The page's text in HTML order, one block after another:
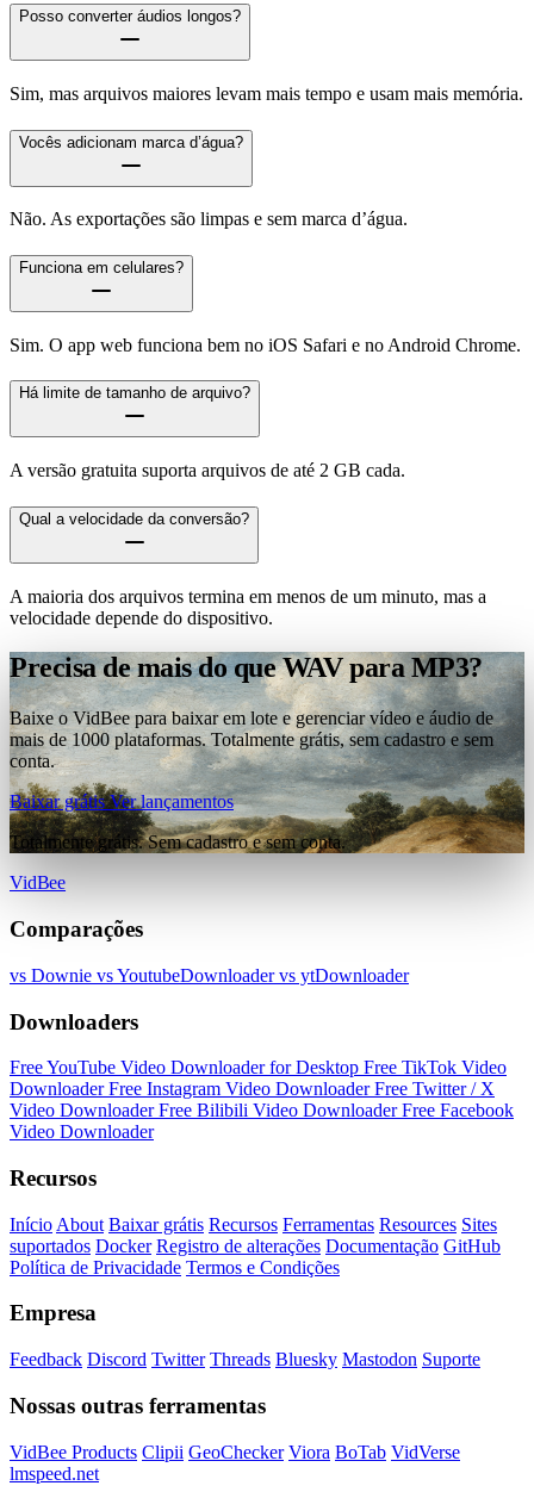
Posso converter áudios longos?
Sim, mas arquivos maiores levam mais tempo e usam mais memória.
Vocês adicionam marca d’água?
Não. As exportações são limpas e sem marca d’água.
Funciona em celulares?
Sim. O app web funciona bem no iOS Safari e no Android Chrome.
Há limite de tamanho de arquivo?
A versão gratuita suporta arquivos de até 2 GB cada.
Qual a velocidade da conversão?
A maioria dos arquivos termina em menos de um minuto, mas a
velocidade depende do dispositivo.
Precisa de mais do que WAV para MP3?
Baixe o VidBee para baixar em lote e gerenciar vídeo e áudio de
mais de 1000 plataformas. Totalmente grátis, sem cadastro e sem
conta.
Baixar grátisVer lançamentos
Totalmente grátis. Sem cadastro e sem conta.
VidBee
Comparações
vs Downie vs YoutubeDownloadervs ytDownloader
Downloaders
Free YouTube Video Downloader for Desktop Free TikTok Video
DownloaderFree Instagram Video DownloaderFree Twitter / X
Video DownloaderFree Bilibili Video DownloaderFree Facebook
Video Downloader
Recursos
Início About Baixar grátis Recursos Ferramentas Resources Sites
suportados Docker Registro de alterações Documentação GitHub
Política de Privacidade Termos e Condições
Empresa
Feedback Discord Twitter Threads Bluesky Mastodon Suporte
Nossas outras ferramentas
VidBee Products Clipii GeoChecker Viora BoTab VidVerse
lmspeed.net